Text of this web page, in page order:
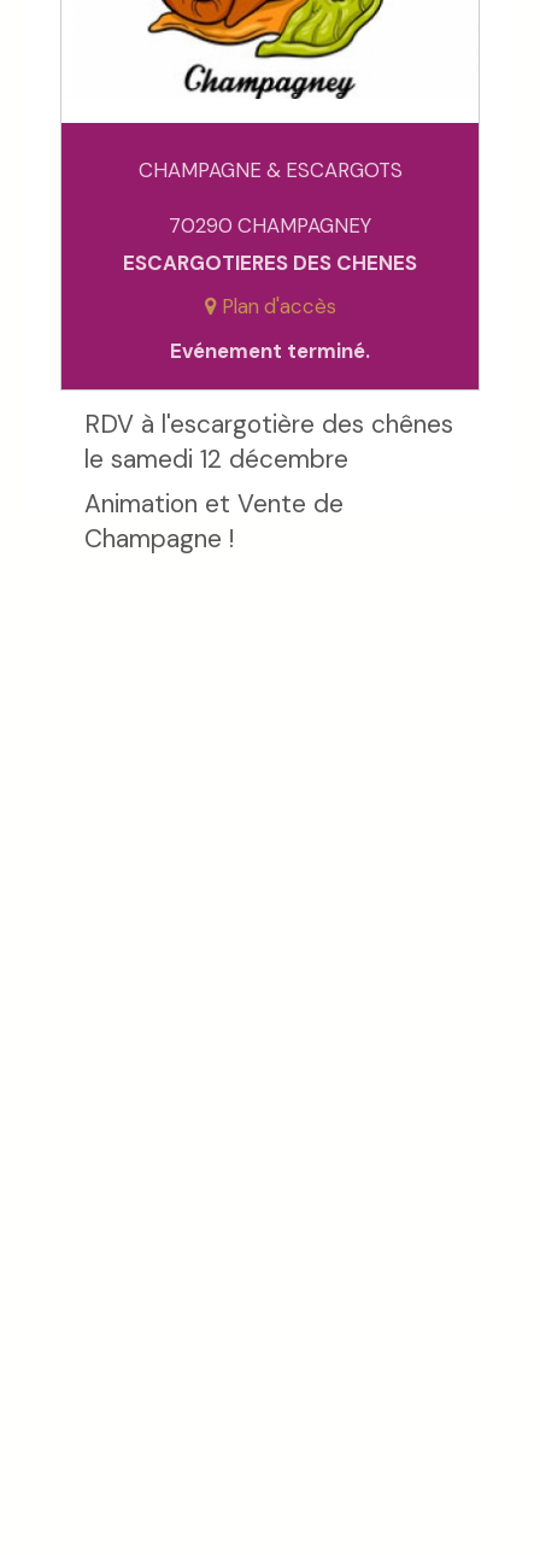
CHAMPAGNE & ESCARGOTS
70290 CHAMPAGNEY
ESCARGOTIERES DES CHENES
Plan d'accès
Evénement terminé.
RDV à l'escargotière des chênes
le samedi 12 décembre
Animation et Vente de
Champagne !